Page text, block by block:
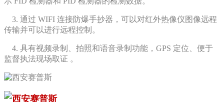
3. 通过 WIFI 连接防爆手抄器，可以对红外热像仪图像远程
传输并可以进行远程控制。
4. 具有视频录制、拍照和语音录制功能，GPS 定位、便于
监督执法现场取证 。